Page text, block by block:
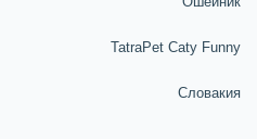
TatraPet Caty Funny
Словакия